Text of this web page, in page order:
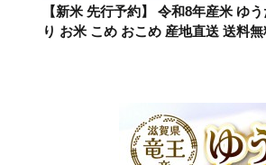
【新米 先行予約】 令和8年産米 ゆ
り お米 こめ おこめ 産地直送 送料